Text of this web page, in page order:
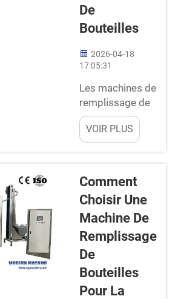
bouteilles
rapidement et avec
précision. C'est là
qu'intervient Modern :
nous proposons une
qui permettent…
De
Bouteilles
2026-04-18
17:05:31
Les machines de
remplissage de
bouteilles sont
des outils
essentiels dans
usines. Elles
permettent de
remplir
rapidement et
précisément des
bouteilles avec
des boissons,
des jus ou
d'autres liquides.
VOIR PLUS
Comment
Choisir Une
Machine De
Remplissage
De
Bouteilles
Pour La